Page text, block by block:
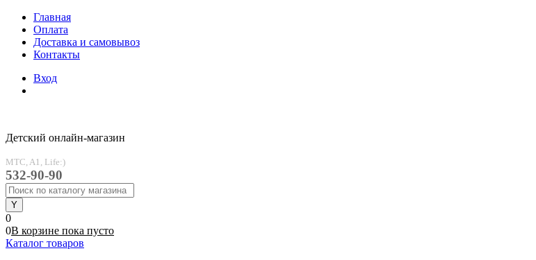
Главная
Оплата
Доставка и самовывоз
Контакты
Вход
Детский онлайн-магазин
MTC, A1, Life:)
532-90-90
0
0В корзине пока пусто
Каталог товаров